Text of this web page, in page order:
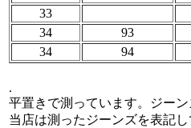
33
34
93
34
94
.
平置きで測っています。ジー
当店は測ったジーンズを表記